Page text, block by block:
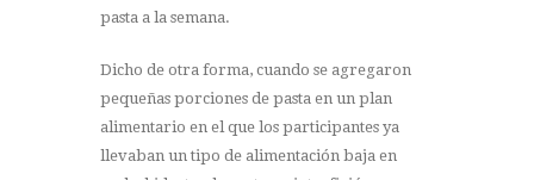
pasta a la semana.
Dicho de otra forma, cuando se agregaron
pequeñas porciones de pasta en un plan
alimentario en el que los participantes ya
llevaban un tipo de alimentación baja en